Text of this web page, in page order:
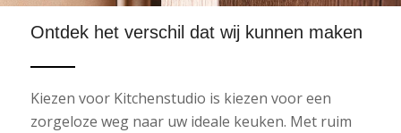
Ontdek het verschil dat wij kunnen maken
Kiezen voor Kitchenstudio is kiezen voor een
zorgeloze weg naar uw ideale keuken. Met ruim